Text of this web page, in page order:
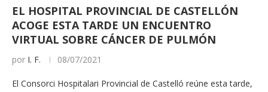
EL HOSPITAL PROVINCIAL DE CASTELLÓN
ACOGE ESTA TARDE UN ENCUENTRO
VIRTUAL SOBRE CÁNCER DE PULMÓN
por I. F. 08/07/2021
El Consorci Hospitalari Provincial de Castelló reúne esta tarde,